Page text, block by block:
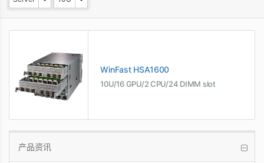
WinFast HSA1600
10U/16 GPU/2 CPU/24 DIMM slot
产品资讯